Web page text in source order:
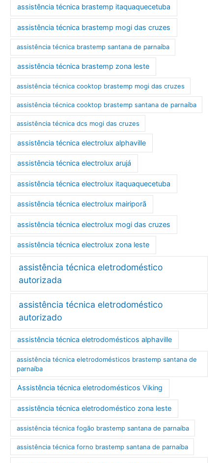
assistência técnica brastemp itaquaquecetuba
assistência técnica brastemp mogi das cruzes
assistência técnica brastemp santana de parnaíba
assistência técnica brastemp zona leste
assistência técnica cooktop brastemp mogi das cruzes
assistência técnica cooktop brastemp santana de parnaíba
assistência técnica dcs mogi das cruzes
assistência técnica electrolux alphaville
assistência técnica electrolux arujá
assistência técnica electrolux itaquaquecetuba
assistência técnica electrolux mairiporã
assistência técnica electrolux mogi das cruzes
assistência técnica electrolux zona leste
assistência técnica eletrodoméstico
autorizada
assistência técnica eletrodoméstico
autorizado
assistência técnica eletrodomésticos alphaville
assistência técnica eletrodomésticos brastemp santana de
parnaíba
Assistência técnica eletrodomésticos Viking
assistência técnica eletrodoméstico zona leste
assistência técnica fogão brastemp santana de parnaíba
assistência técnica forno brastemp santana de parnaíba